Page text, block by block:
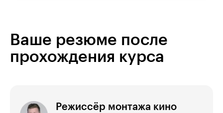
Ваше резюме после
прохождения курса
Режиссёр монтажа кино